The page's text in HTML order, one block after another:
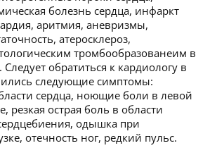
болезнь сердца, инфаркт
аритмия, аневризмы,
атеросклероз,
тромбообразованеим в
обратиться к кардиологу в
следующие симптомы:
сердца, ноющие боли в левой
резкая острая боль в области
одышка при
отечность ног, редкий пульс.